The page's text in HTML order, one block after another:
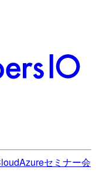
Azureセミナー会